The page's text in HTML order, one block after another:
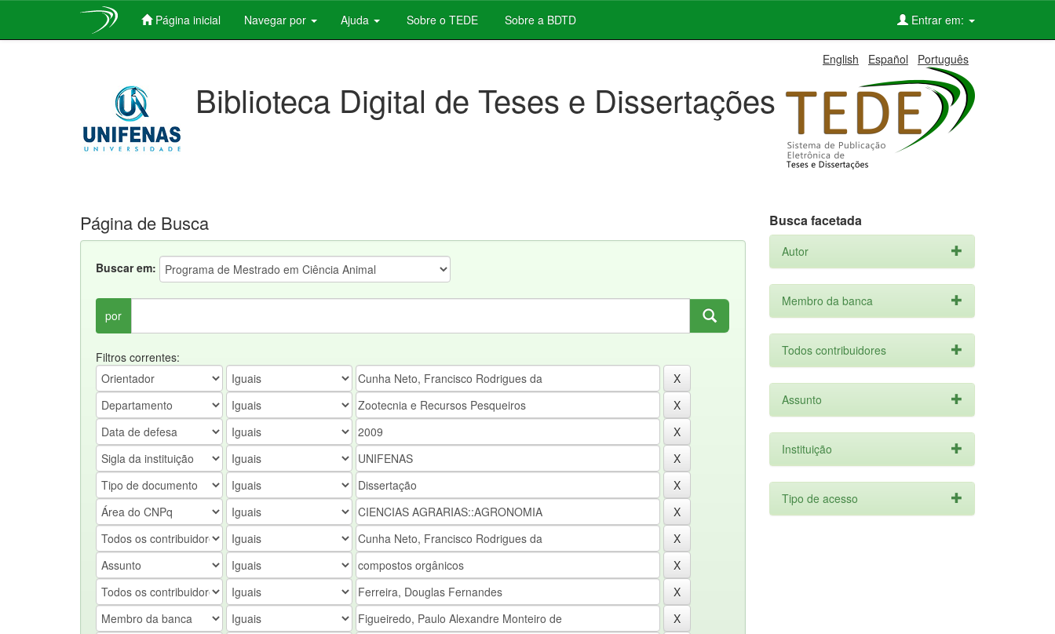
Página inicial Navegar por Ajuda Sobre o TEDE Sobre a BDTD Entrar em:
English Español Português
Biblioteca Digital de Teses e Dissertações
Página de Busca
Buscar em:
por
Filtros correntes:
Busca facetada
Autor
Membro da banca
Todos contribuidores
Assunto
Instituição
Tipo de acesso